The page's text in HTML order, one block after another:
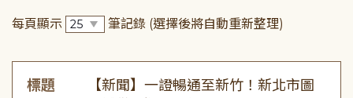
每頁顯示 筆記錄 (選擇後將自動重新整理)
標題
【新聞】一證暢通至新竹！新北市圖